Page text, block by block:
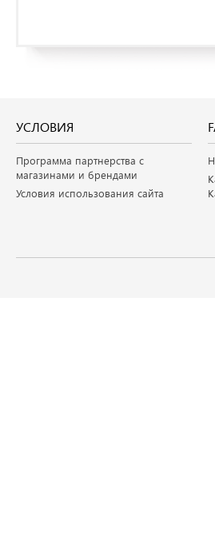
УСЛОВИЯ
Программа партнерства с
магазинами и брендами
Условия использования сайта